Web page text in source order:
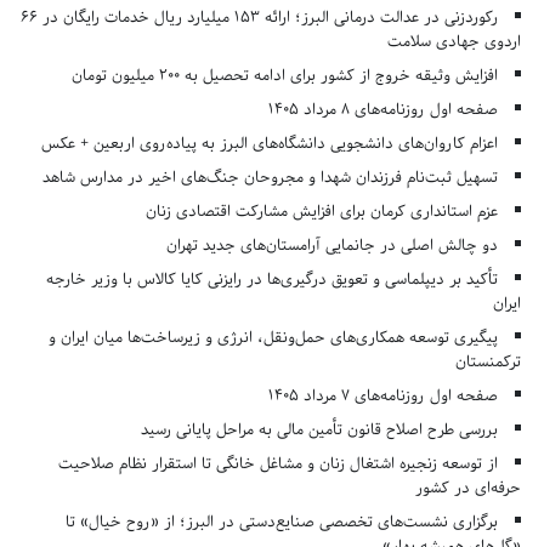
رکوردزنی در عدالت درمانی البرز؛ ارائه ۱۵۳ میلیارد ریال خدمات رایگان در ۶۶
اردوی جهادی سلامت
افزایش وثیقه خروج از کشور برای ادامه تحصیل به ۲۰۰ میلیون تومان
صفحه اول روزنامه‌های 8 مرداد 1405
اعزام کاروان‌های دانشجویی دانشگاه‌های البرز به پیاده‌روی اربعین + عکس
تسهیل ثبت‌نام فرزندان شهدا و مجروحان جنگ‌های اخیر در مدارس شاهد
عزم استانداری کرمان برای افزایش مشارکت اقتصادی زنان
دو چالش اصلی در جانمایی آرامستان‌های جدید تهران
تأکید بر دیپلماسی و تعویق درگیری‌ها در رایزنی کایا کالاس با وزیر خارجه
ایران
پیگیری توسعه همکاری‌های حمل‌ونقل، انرژی و زیرساخت‌ها میان ایران و
ترکمنستان
صفحه اول روزنامه‌های 7 مرداد 1405
بررسی طرح اصلاح قانون تأمین مالی به مراحل پایانی رسید
از توسعه زنجیره اشتغال زنان و مشاغل خانگی تا استقرار نظام صلاحیت
حرفه‌ای در کشور
برگزاری نشست‌های تخصصی صنایع‌دستی در البرز؛ از «روح خیال» تا